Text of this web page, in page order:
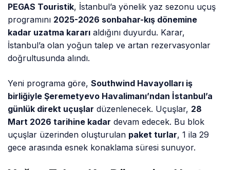
PEGAS Touristik, İstanbul’a yönelik yaz sezonu uçuş
programını 2025-2026 sonbahar-kış dönemine
kadar uzatma kararı aldığını duyurdu. Karar,
İstanbul’a olan yoğun talep ve artan rezervasyonlar
doğrultusunda alındı.
Yeni programa göre,Southwind Havayolları iş
birliğiyle Şeremetyevo Havalimanı’ndan İstanbul’a
günlük direkt uçuşlar düzenlenecek. Uçuşlar, 28
Mart 2026 tarihine kadar devam edecek. Bu blok
uçuşlar üzerinden oluşturulan paket turlar, 1 ila 29
gece arasında esnek konaklama süresi sunuyor.